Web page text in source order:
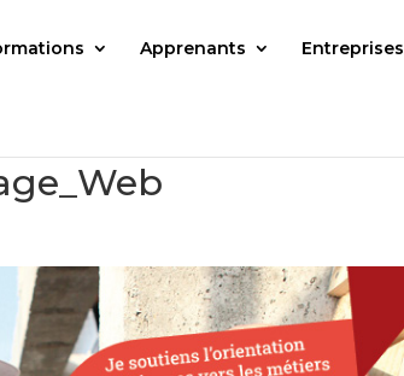
Apprenants Entreprises